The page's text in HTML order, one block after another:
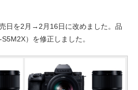
日を2月→2月16日に改めました。品
）を修正しました。